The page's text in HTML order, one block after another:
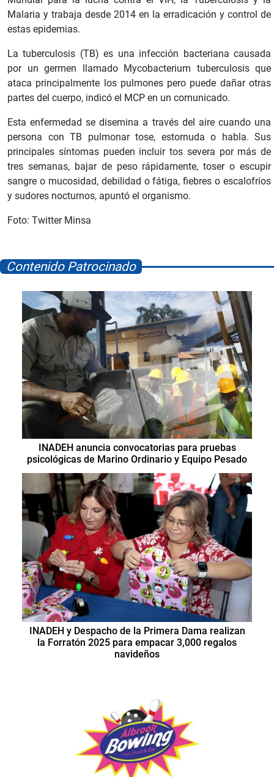
Malaria y trabaja desde 2014 en la erradicación y control de
estas epidemias.
La tuberculosis (TB) es una infección bacteriana causada
por un germen llamado Mycobacterium tuberculosis que
ataca principalmente los pulmones pero puede dañar otras
partes del cuerpo, indicó el MCP en un comunicado.
Esta enfermedad se disemina a través del aire cuando una
persona con TB pulmonar tose, estornuda o habla. Sus
principales síntomas pueden incluir tos severa por más de
tres semanas, bajar de peso rápidamente, toser o escupir
sangre o mucosidad, debilidad o fátiga, fiebres o escalofríos
y sudores nocturnos, apuntó el organismo.
Foto: Twitter Minsa
Contenido Patrocinado
INADEH anuncia convocatorias para pruebas
psicológicas de Marino Ordinario y Equipo Pesado
INADEH y Despacho de la Primera Dama realizan
la Forratón 2025 para empacar 3,000 regalos
navideños